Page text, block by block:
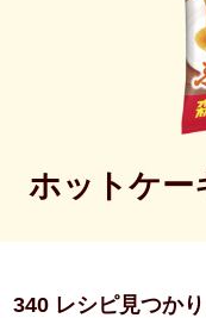
ホットケー
340 レシピ見つか